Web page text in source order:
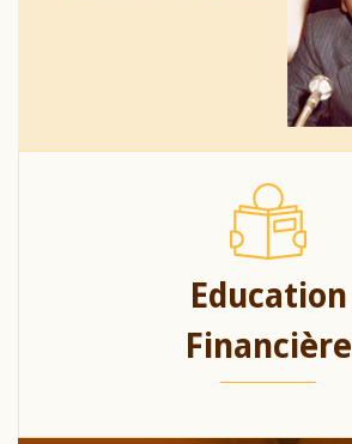
Education
Financière